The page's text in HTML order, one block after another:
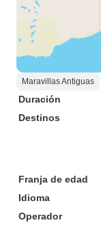
Maravillas Antiguas
Duración
Destinos
Franja de edad
Idioma
Operador